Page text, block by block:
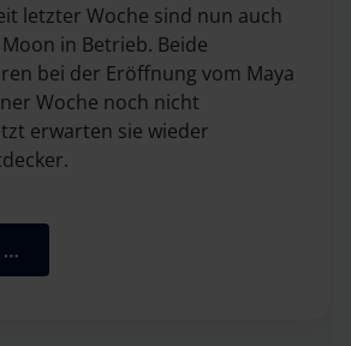
letzter Woche sind nun auch
in Betrieb. Beide
bei der Eröffnung vom Maya
Woche noch nicht
erwarten sie wieder
…